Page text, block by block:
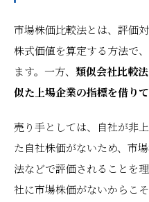
市場株価比較法とは、評価
株式価値を算定する方法で
ます。一方、 類似会社比較
似た上場企業の指標を借りて
売り手としては、自社が非
た自社株価がないため、市
法などで評価されることを
社に市場株価がないからこ